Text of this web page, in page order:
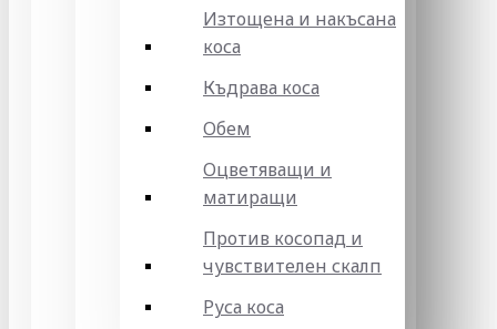
Изтощена и накъсана
коса
Къдрава коса
Обем
Оцветяващи и
матиращи
Против косопад и
чувствителен скалп
Руса коса